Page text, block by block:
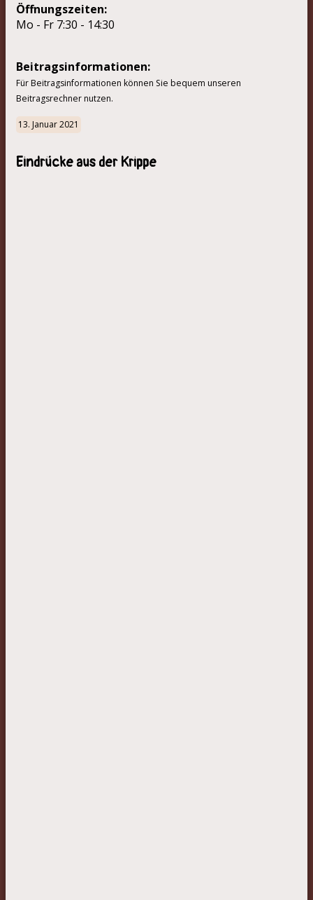
Öffnungszeiten:
Mo - Fr 7:30 - 14:30
Beitragsinformationen:
Für Beitragsinformationen können Sie bequem unseren
Beitragsrechner nutzen.
13. Januar 2021
Eindrücke aus der Krippe